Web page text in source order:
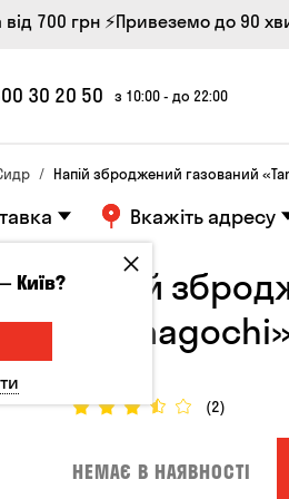
700 грн ⚡Привеземо до 90
30 20 50 з 10:00 - до 22:00
Напій зброджений газований
Вкажіть адресу
Напій
«Tamagochi»
(2)
НЕМАЄ В НАЯВНОСТІ
Київ?